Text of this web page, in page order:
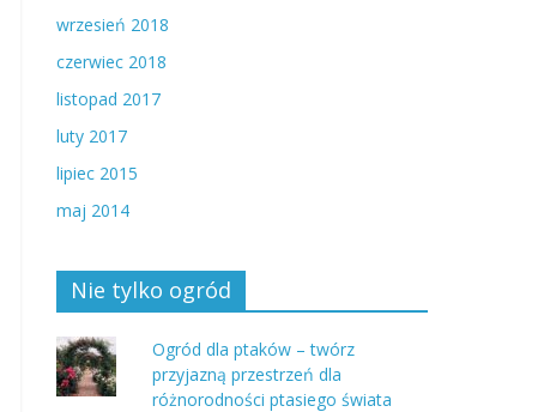
wrzesień 2018
czerwiec 2018
listopad 2017
luty 2017
lipiec 2015
maj 2014
Nie tylko ogród
Ogród dla ptaków – twórz
przyjazną przestrzeń dla
różnorodności ptasiego świata